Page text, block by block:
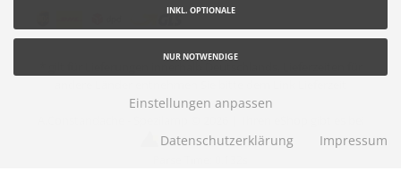
Werner Consulting
INKL. OPTIONALE
NUR NOTWENDIGE
Einstellungen anpassen
Datenschutzerklärung Impressum